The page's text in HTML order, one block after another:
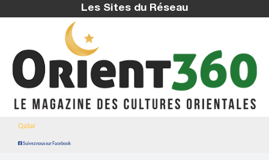
Les Sites du Réseau
Qatar
Suivez nous sur Facebook